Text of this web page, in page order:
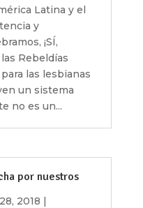
Latina y el
y
¡SÍ,
Rebeldías
las lesbianas
un sistema
no es un...
por nuestros
2018 |